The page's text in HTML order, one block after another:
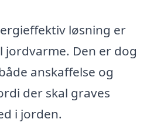
løsning er
jordvarme. Den er dog
anskaffelse og
der skal graves
i jorden.